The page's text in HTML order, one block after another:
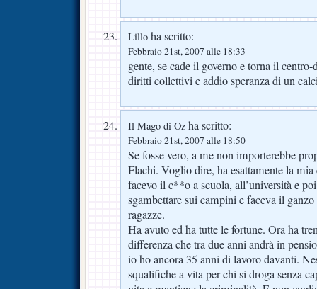
Lillo ha scritto:
Febbraio 21st, 2007 alle 18:33
gente, se cade il governo e torna il
diritti collettivi e addio speranza di un
Il Mago di Oz ha scritto:
Febbraio 21st, 2007 alle 18:50
Se fosse vero, a me non importerebbe
Flachi. Voglio dire, ha esattamente la
facevo il c**o a scuola, all’università e
sgambettare sui campini e faceva il
ragazze.
Ha avuto ed ha tutte le fortune. Ora ha
differenza che tra due anni andrà in
io ho ancora 35 anni di lavoro davanti.
squalifiche a vita per chi si droga senza